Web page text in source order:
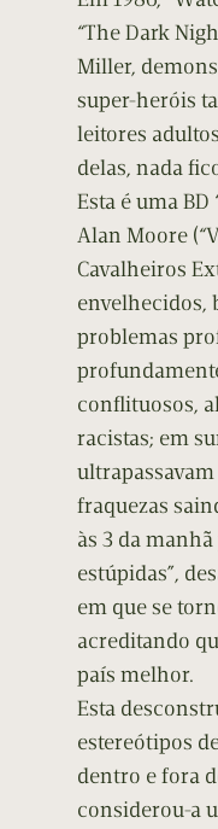
“The Dark
Miller,
super-heróis
leitores
delas, nada
Esta é uma
Alan Moore
Cavalheiros
envelhecidos,
problemas
conflituosos,
racistas; em
ultrapassavam
fraquezas
às 3 da
estúpidas”,
em que se
acreditando
país melhor.
Esta
estereótipos
dentro e fora
considerou-a